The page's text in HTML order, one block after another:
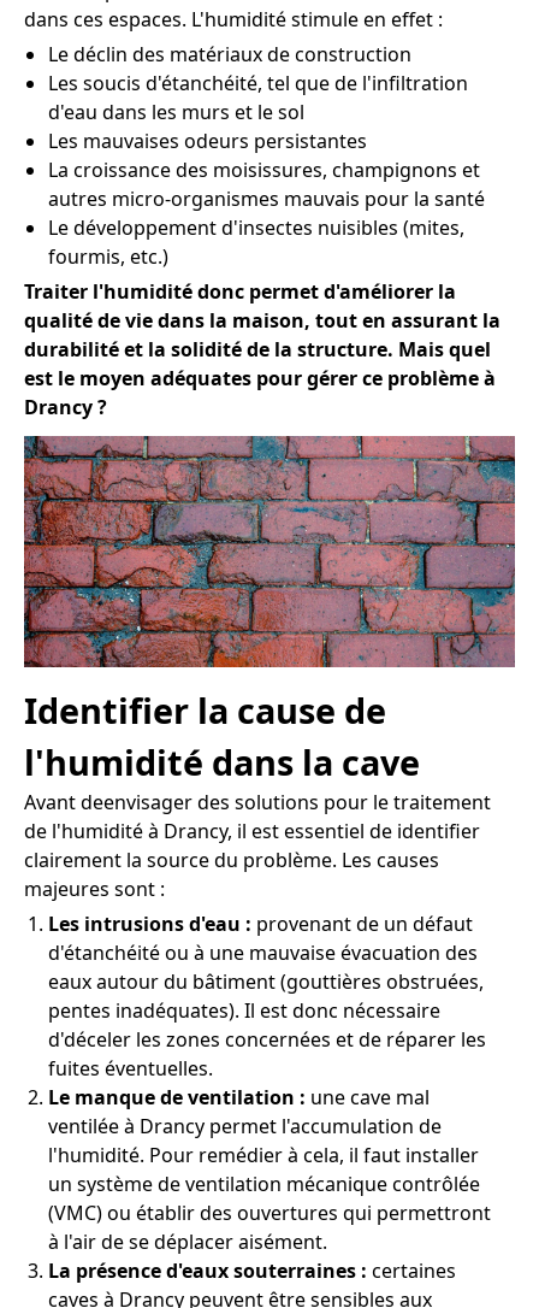
dans ces espaces. L'humidité stimule en effet :
Le déclin des matériaux de construction
Les soucis d'étanchéité, tel que de l'infiltration
d'eau dans les murs et le sol
Les mauvaises odeurs persistantes
La croissance des moisissures, champignons et
autres micro-organismes mauvais pour la santé
Le développement d'insectes nuisibles (mites,
fourmis, etc.)
Traiter l'humidité donc permet d'améliorer la
qualité de vie dans la maison, tout en assurant la
durabilité et la solidité de la structure. Mais quel
est le moyen adéquates pour gérer ce problème à
Drancy ?
Identifier la cause de
l'humidité dans la cave
Avant deenvisager des solutions pour le traitement
de l'humidité à Drancy, il est essentiel de identifier
clairement la source du problème. Les causes
majeures sont :
Les intrusions d'eau : provenant de un défaut
d'étanchéité ou à une mauvaise évacuation des
eaux autour du bâtiment (gouttières obstruées,
pentes inadéquates). Il est donc nécessaire
d'déceler les zones concernées et de réparer les
fuites éventuelles.
Le manque de ventilation : une cave mal
ventilée à Drancy permet l'accumulation de
l'humidité. Pour remédier à cela, il faut installer
un système de ventilation mécanique contrôlée
(VMC) ou établir des ouvertures qui permettront
à l'air de se déplacer aisément.
La présence d'eaux souterraines : certaines
caves à Drancy peuvent être sensibles aux